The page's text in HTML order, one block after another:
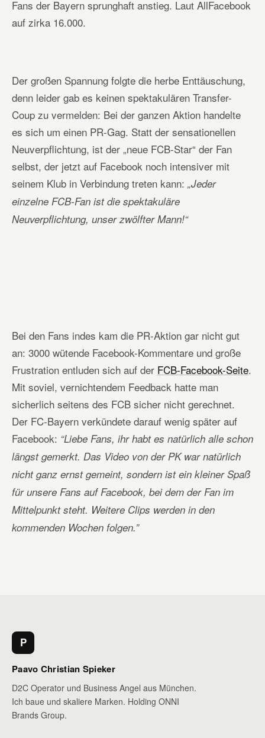
Fans der Bayern sprunghaft anstieg. Laut AllFacebook
auf zirka 16.000.
Der großen Spannung folgte die herbe Enttäuschung,
denn leider gab es keinen spektakulären Transfer-
Coup zu vermelden: Bei der ganzen Aktion handelte
es sich um einen PR-Gag. Statt der sensationellen
Neuverpflichtung, ist der „neue FCB-Star“ der Fan
selbst, der jetzt auf Facebook noch intensiver mit
seinem Klub in Verbindung treten kann: „Jeder
einzelne FCB-Fan ist die spektakuläre
Neuverpflichtung, unser zwölfter Mann!“
Bei den Fans indes kam die PR-Aktion gar nicht gut
an: 3000 wütende Facebook-Kommentare und große
Frustration entluden sich auf der FCB-Facebook-Seite.
Mit soviel, vernichtendem Feedback hatte man
sicherlich seitens des FCB sicher nicht gerechnet.
Der FC-Bayern verkündete darauf wenig später auf
Facebook: “Liebe Fans, ihr habt es natürlich alle schon
längst gemerkt. Das Video von der PK war natürlich
nicht ganz ernst gemeint, sondern ist ein kleiner Spaß
für unsere Fans auf Facebook, bei dem der Fan im
Mittelpunkt steht. Weitere Clips werden in den
kommenden Wochen folgen.”
P
Paavo Christian Spieker
D2C Operator und Business Angel aus München.
Ich baue und skaliere Marken. Holding ONNI
Brands Group.